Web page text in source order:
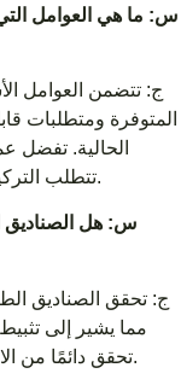
س: ما هي العوامل التي
ج: تتضمن العوامل
المتوفرة ومتطلبات
الحالية. تفضل
تتطلب التركيبات التجارية عادةً تكوينات التركيب على حامل.
س: هل الصناديق
ج: تحقق الصناديق
تحقق دائمًا من الامتثال لتصنيف الحرائق مع قوانين البناء المحلية.